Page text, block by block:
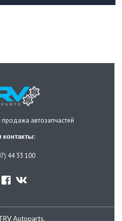
автозапчастей
44 33 100
Autoparts.